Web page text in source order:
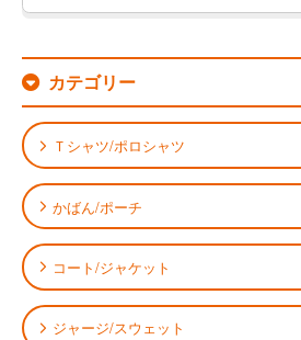
カテゴリー
Ｔシャツ/ポロシャツ
かばん/ポーチ
コート/ジャケット
ジャージ/スウェット